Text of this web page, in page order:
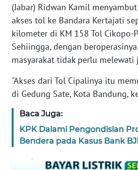
(Jabar) Ridwan Kamil
akses tol ke Bandara Kertajati
kilometer di KM 158 Tol Cikopo-
Sehiingga, dengan
masyarakat tidak perlu melewati
"Akses dari Tol Cipalinya itu
di Gedung Sate, Kota Bandung,
Baca Juga:
KPK Dalami Pengondisian
Bendera pada Kasus Bank
INFO
IKLAN
TENTANG
KAMI
PEDOMAN
MEDIA
REDAKSI